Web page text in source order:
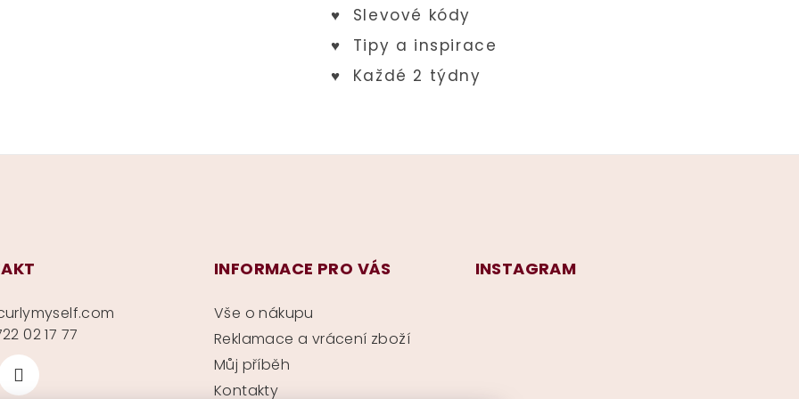
02 17 77
INFORMACE PRO VÁS
Vše o nákupu
Reklamace a vrácení zboží
Můj příběh
Kontakty
INSTAGRAM